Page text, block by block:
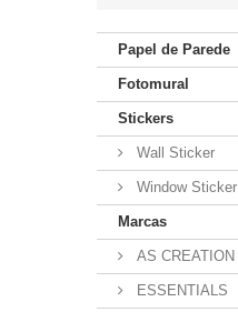
Papel de Parede
Fotomural
Stickers
Wall Sticker
Window Sticker
Marcas
AS CREATION
ESSENTIALS